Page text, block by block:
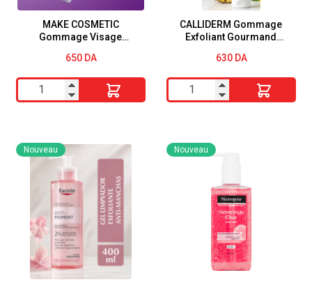
MAKE COSMETIC
Gommage Visage
Raisin
650 DA
quantité
de
COSMETIC
Gommage
Revitalisant
Pepins
Raisin
CALLIDERM Gommage
Exfoliant Gourmand
630 DA
quantité
de
Gommage
Exfoliant
Nouveau Nouveau